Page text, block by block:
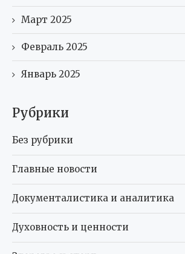
Рубрики
Без рубрики
Документалистика и аналитика
Духовность и ценности
Здоровье и спорт
Наука и образование
Общество и культура